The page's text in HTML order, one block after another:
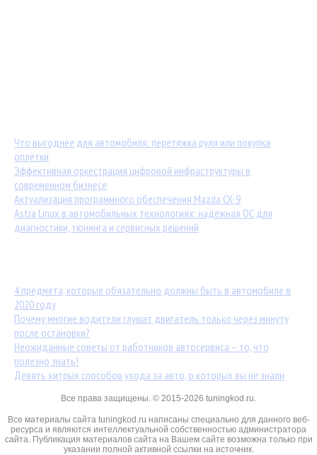
Что выгоднее для автомобиля: перетяжка руля или покупка
оплётки
Эффективная оркестрация цифровой инфраструктуры в
современном бизнесе
Актуализация программного обеспечения Mazda CX-9
Astra Linux в автомобильных технологиях: надежная ОС для
диагностики, тюнинга и сервисных решений
4 предмета, которые обязательно должны быть в автомобиле в
2020 году
Почему многие водители глушат двигатель только через минуту
после остановки?
Неожиданные советы от работников автосервиса – то, что
полезно знать!
Девять хитрых способов ухода за авто, о которых вы не знали
Все права защищены. © 2015-2026 tuningkod.ru.
Все материалы сайта tuningkod.ru написаны специально для данного веб-
ресурса и являются интеллектуальной собственностью администратора
сайта. Публикация материалов сайта на Вашем сайте возможна только при
указании полной активной ссылки на источник.